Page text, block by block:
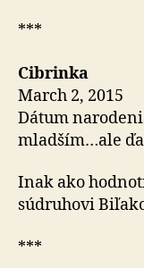
***
Cibrinka
March 2, 2015
Dátum
mladším…ale
Inak ako
súdruhovi
***